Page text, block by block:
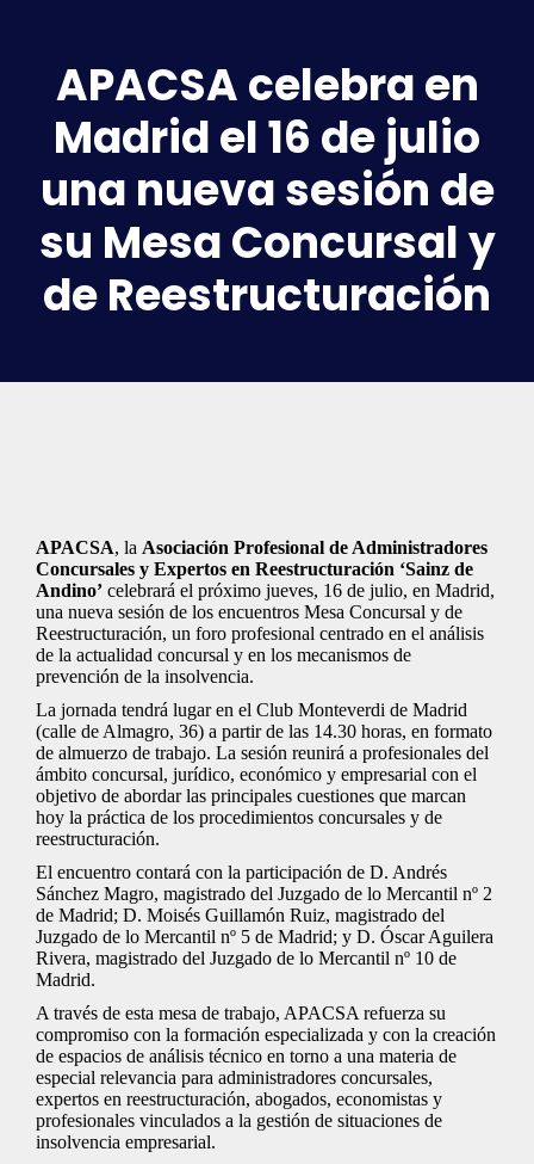
APACSA celebra en
Madrid el 16 de julio
una nueva sesión de
su Mesa Concursal y
de Reestructuración
APACSA, la Asociación Profesional de Administradores
Concursales y Expertos en Reestructuración ‘Sainz de
Andino’ celebrará el próximo jueves, 16 de julio, en Madrid,
una nueva sesión de los encuentros Mesa Concursal y de
Reestructuración, un foro profesional centrado en el análisis
de la actualidad concursal y en los mecanismos de
prevención de la insolvencia.
La jornada tendrá lugar en el Club Monteverdi de Madrid
(calle de Almagro, 36) a partir de las 14.30 horas, en formato
de almuerzo de trabajo. La sesión reunirá a profesionales del
ámbito concursal, jurídico, económico y empresarial con el
objetivo de abordar las principales cuestiones que marcan
hoy la práctica de los procedimientos concursales y de
reestructuración.
El encuentro contará con la participación de D. Andrés
Sánchez Magro, magistrado del Juzgado de lo Mercantil nº 2
de Madrid; D. Moisés Guillamón Ruiz, magistrado del
Juzgado de lo Mercantil nº 5 de Madrid; y D. Óscar Aguilera
Rivera, magistrado del Juzgado de lo Mercantil nº 10 de
Madrid.
A través de esta mesa de trabajo, APACSA refuerza su
compromiso con la formación especializada y con la creación
de espacios de análisis técnico en torno a una materia de
especial relevancia para administradores concursales,
expertos en reestructuración, abogados, economistas y
profesionales vinculados a la gestión de situaciones de
insolvencia empresarial.